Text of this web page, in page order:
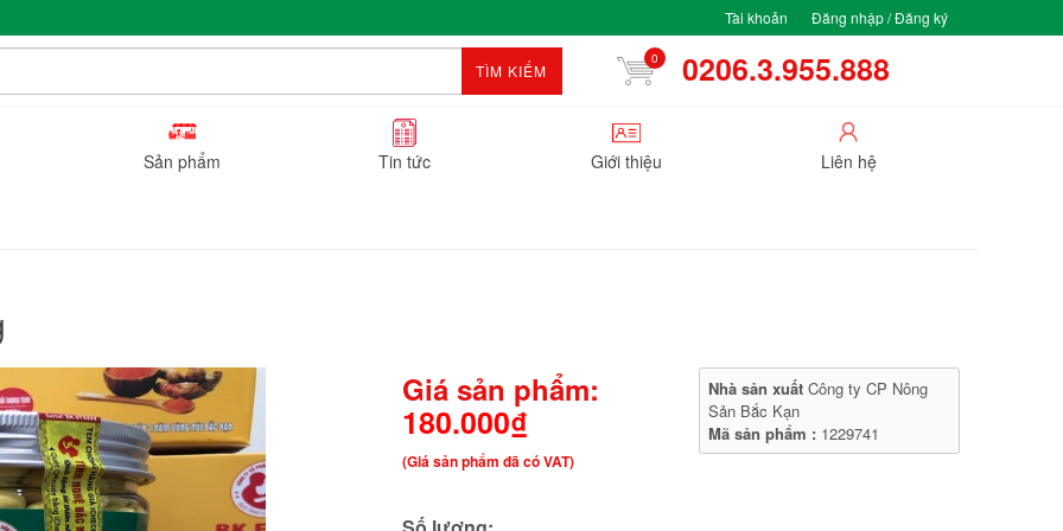
Tài khoản Đăng nhập / Đăng ký
TÌM KIẾM
0 0206.3.955.888
Sản phẩm Tin tức Giới thiệu Liên hệ
Giá sản phẩm:
180.000₫
(Giá sản phẩm đã có VAT)
Nhà sản xuất Công ty CP Nông
Sản Bắc Kạn
Mã sản phẩm : 1229741